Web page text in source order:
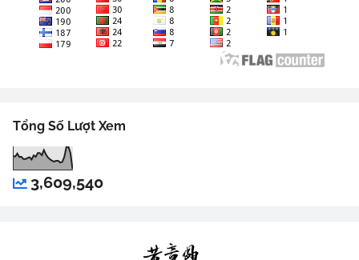
Tổng Số Lượt Xem
3,609,540